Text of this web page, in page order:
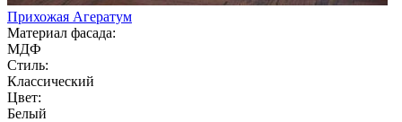
Прихожая Агератум
Материал фасада:
МДФ
Стиль:
Классический
Цвет:
Белый